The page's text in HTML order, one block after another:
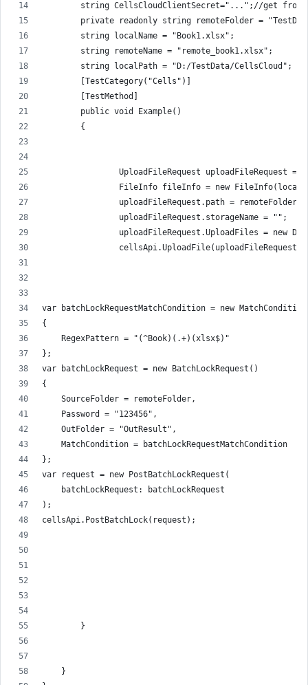
string CellsCloudClientSecret="...";//get
private readonly string remoteFolder =
        string localName = "Book1.xlsx";
        string remoteName = "remote_book1.xlsx";
        string localPath = "D:/TestData/CellsCloud";
        [TestCategory("Cells")]
        [TestMethod]
        public void Example()
        {
UploadFileRequest uploadFileRequest =
FileInfo fileInfo = new
uploadFileRequest.path = remoteFolder
                uploadFileRequest.storageName = "";
uploadFileRequest.UploadFiles = new
                cellsApi.UploadFile(uploadFileRequest);
var batchLockRequestMatchCondition = new
{
    RegexPattern = "(^Book)(.+)(xlsx$)"
};
var batchLockRequest = new BatchLockRequest()
{
    SourceFolder = remoteFolder,
    Password = "123456",
    OutFolder = "OutResult",
    MatchCondition = batchLockRequestMatchCondition
};
var request = new PostBatchLockRequest(
    batchLockRequest: batchLockRequest
);
cellsApi.PostBatchLock(request);
        }
    }